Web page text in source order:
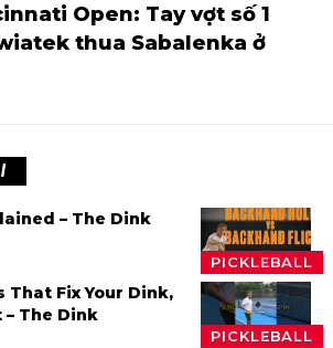
Open: Tay vợt số 1
thua Sabalenka ở
PICKLEBALL
– The Dink
PICKLEBALL
That Fix Your Dink,
– The Dink